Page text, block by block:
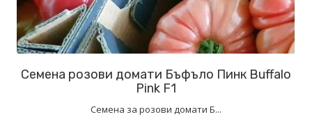
Семена розови домати Бъфъло Пинк Buffalo
Pink F1
Семена за розови домати Б...